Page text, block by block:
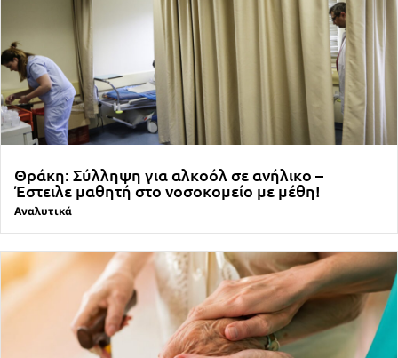
Θράκη: Σύλληψη για αλκοόλ σε ανήλικο –
Έστειλε μαθητή στο νοσοκομείο με μέθη!
Αναλυτικά